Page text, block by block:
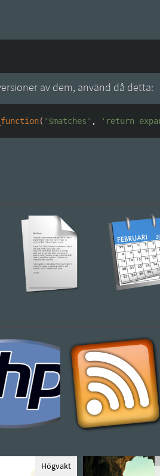
av dem, använd då detta:
( '$matches' , 'return
Högvakt